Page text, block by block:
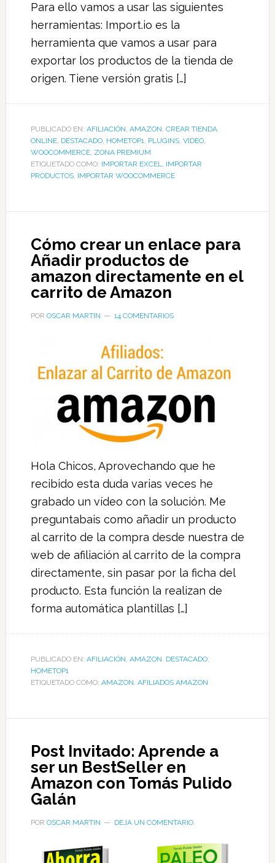
Para ello vamos a usar las siguientes
herramientas: Import.io es la
herramienta que vamos a usar para
exportar los productos de la tienda de
origen. Tiene versión gratis […]
PUBLICADO EN: AFILIACIÓN, AMAZON, CREAR TIENDA
ONLINE, DESTACADO, HOMETOP1, PLUGINS, VIDEO,
WOOCOMMERCE, ZONA PREMIUM
ETIQUETADO COMO: IMPORTAR EXCEL, IMPORTAR
PRODUCTOS, IMPORTAR WOOCOMMERCE
Cómo crear un enlace para
Añadir productos de
amazon directamente en el
carrito de Amazon
POR OSCAR MARTIN 14 COMENTARIOS
Hola Chicos, Aprovechando que he
recibido esta duda varias veces he
grabado un vídeo con la solución. Me
preguntabais como añadir un producto
al carrito de la compra desde nuestra de
web de afiliación al carrito de la compra
directamente, sin pasar por la ficha del
producto. Esta función la realizan de
forma automática plantillas […]
PUBLICADO EN: AFILIACIÓN, AMAZON, DESTACADO,
HOMETOP1
ETIQUETADO COMO: AMAZON. AFILIADOS AMAZON
Post Invitado: Aprende a
ser un BestSeller en
Amazon con Tomás Pulido
Galán
POR OSCAR MARTIN DEJA UN COMENTARIO